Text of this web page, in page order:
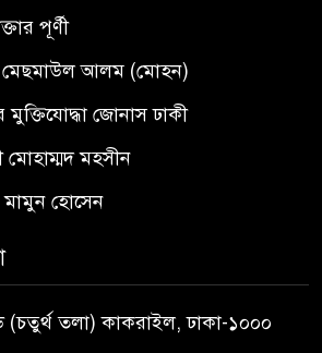
পূর্ণী
: মেছমাউল আলম (মোহন)
মুক্তিযোদ্ধা জোনাস ঢাকী
মহসীন
মামুন হোসেন
তলা) কাকরাইল, ঢাকা-১০০০